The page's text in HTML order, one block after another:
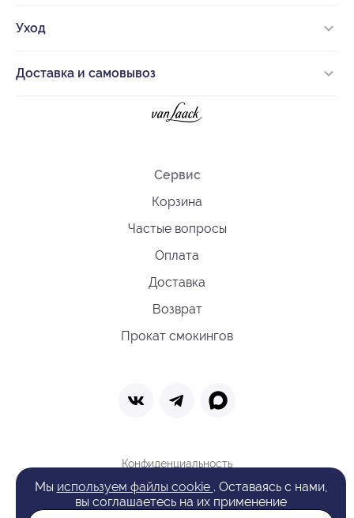
Уход
Доставка и самовывоз
Сервис
Корзина
Частые вопросы
Оплата
Доставка
Возврат
Прокат смокингов
Конфиденциальность
Политика обработки cookie
Оферта
Поиск
Мы используем файлы cookie . Оставаясь с нами,
вы соглашаетесь на их применение